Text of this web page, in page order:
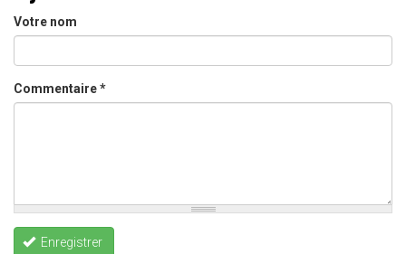
Votre nom
Commentaire*
Enregistrer